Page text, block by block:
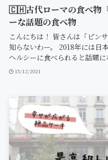
🇨🇭古代ローマの食べ物
ーな話題の食べ物
こんにちは！ 皆さんは「ピン
知らないわー。 2018年には日
ヘルシーに食べられると話題
15/12/2021